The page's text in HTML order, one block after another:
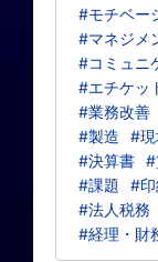
#モチベー
#マネジメ
#コミュニ
#エチケッ
#業務改善
#製造
#
#決算書 #
#課題
#
#法人税務
#経理・財